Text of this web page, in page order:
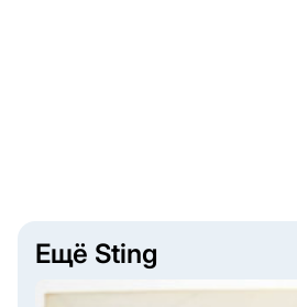
Ещё Sting